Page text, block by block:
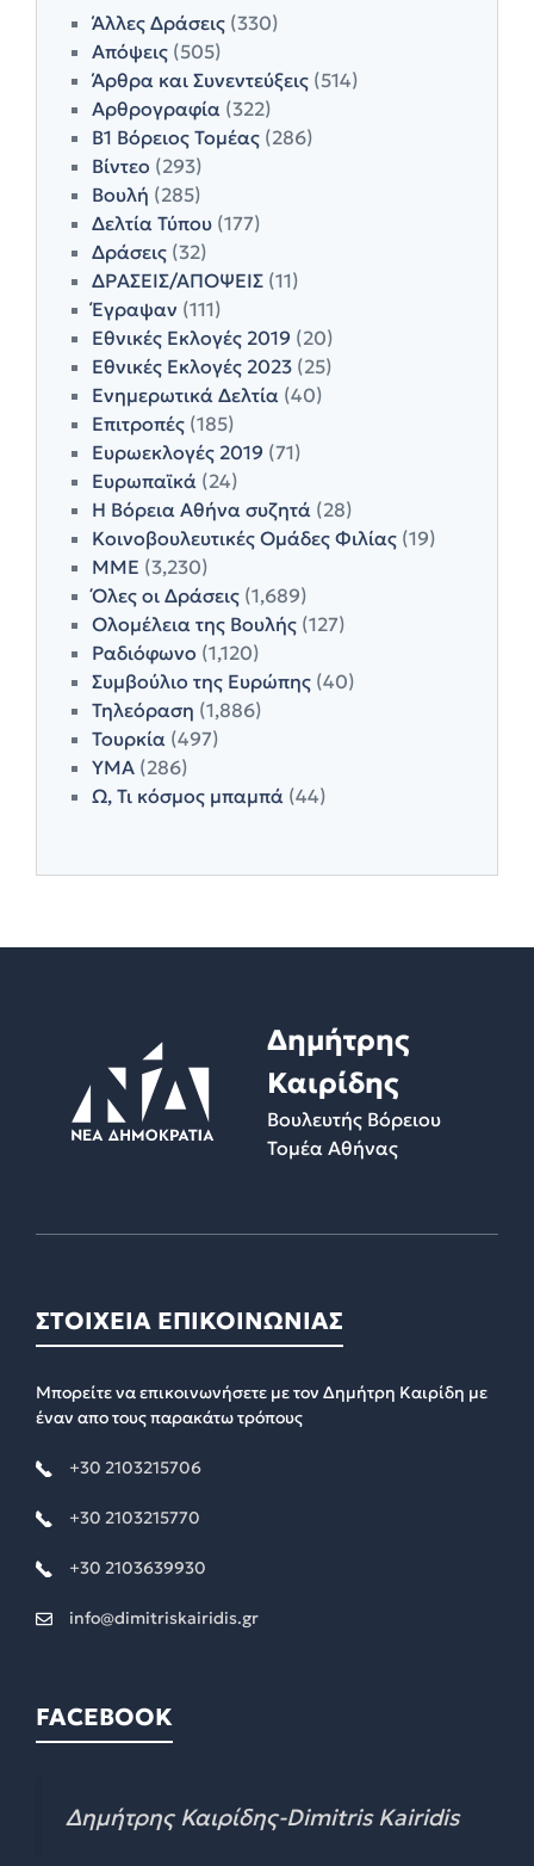
Άλλες Δράσεις (330)
Απόψεις (505)
Άρθρα και Συνεντεύξεις (514)
Αρθρογραφία (322)
Β1 Βόρειος Τομέας (286)
Βίντεο (293)
Βουλή (285)
Δελτία Τύπου (177)
Δράσεις (32)
ΔΡΑΣΕΙΣ/ΑΠΟΨΕΙΣ (11)
Έγραψαν (111)
Εθνικές Εκλογές 2019 (20)
Εθνικές Εκλογές 2023 (25)
Ενημερωτικά Δελτία (40)
Επιτροπές (185)
Ευρωεκλογές 2019 (71)
Ευρωπαϊκά (24)
Η Βόρεια Αθήνα συζητά (28)
Κοινοβουλευτικές Ομάδες Φιλίας (19)
ΜΜΕ (3,230)
Όλες οι Δράσεις (1,689)
Ολομέλεια της Βουλής (127)
Ραδιόφωνο (1,120)
Συμβούλιο της Ευρώπης (40)
Τηλεόραση (1,886)
Τουρκία (497)
ΥΜΑ (286)
Ω, Τι κόσμος μπαμπά (44)
Δημήτρης
Καιρίδης
Βουλευτής Βόρειου
Τομέα Αθήνας
ΣΤΟΙΧΕΙΑ ΕΠΙΚΟΙΝΩΝΙΑΣ
Μπορείτε να επικοινωνήσετε με τον Δημήτρη Καιρίδη με
έναν απο τους παρακάτω τρόπους
+30 2103215706
+30 2103215770
+30 2103639930
info@dimitriskairidis.gr
FACEBOOK
Δημήτρης Καιρίδης-Dimitris Kairidis